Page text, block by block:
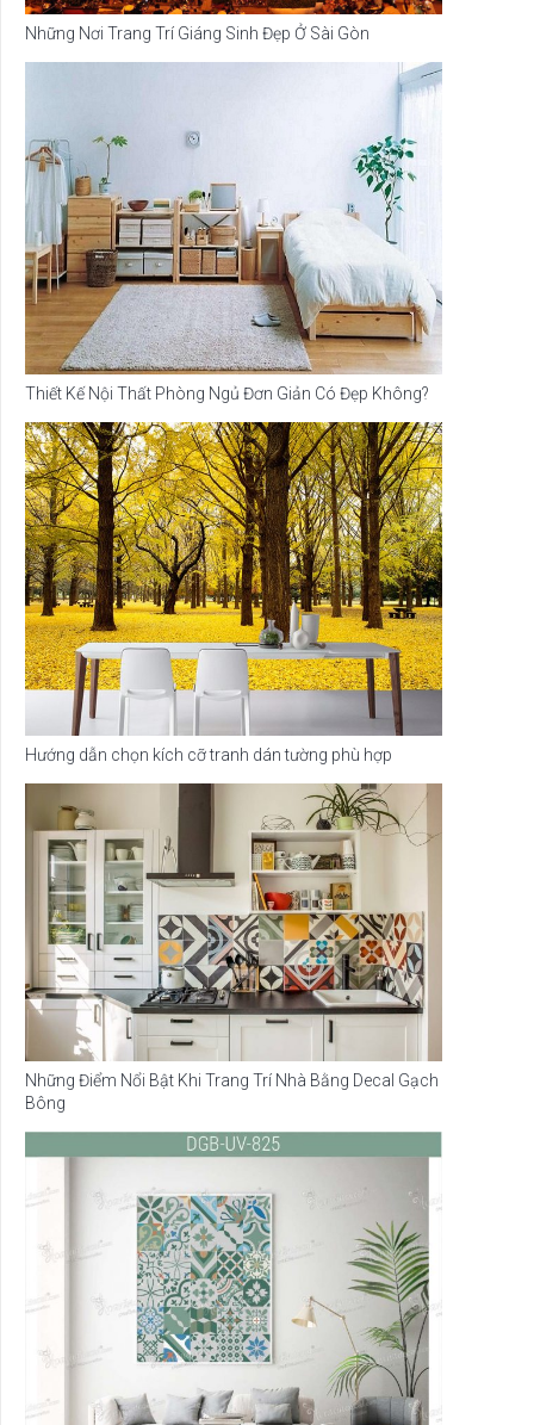
Những Nơi Trang Trí Giáng Sinh Đẹp Ở Sài Gòn
Thiết Kế Nội Thất Phòng Ngủ Đơn Giản Có Đẹp Không?
Hướng dẫn chọn kích cỡ tranh dán tường phù hợp
Những Điểm Nổi Bật Khi Trang Trí Nhà Bằng Decal Gạch
Bông